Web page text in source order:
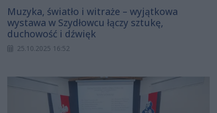
Muzyka, światło i witraże – wyjątkowa
wystawa w Szydłowcu łączy sztukę,
duchowość i dźwięk
25.10.2025 16:52